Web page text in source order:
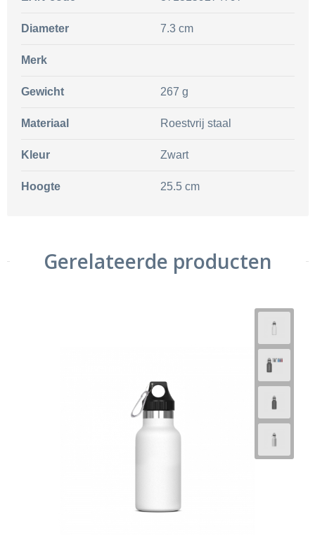
Diameter 7.3 cm
Merk
Gewicht 267 g
Materiaal Roestvrij staal
Kleur Zwart
Hoogte 25.5 cm
Gerelateerde producten